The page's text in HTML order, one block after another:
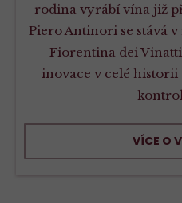
rodina vyrábí vína již
Piero Antinori se stává v
Fiorentina dei
inovace v celé historii
VÍCE O